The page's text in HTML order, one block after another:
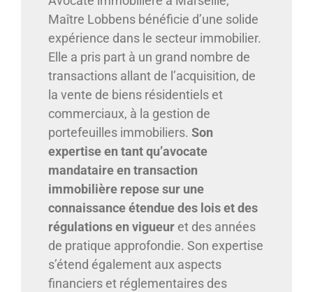
Maître Lobbens bénéficie d’une solide
expérience dans le secteur immobilier.
Elle a pris part à un grand nombre de
transactions allant de l’acquisition, de
la vente de biens résidentiels et
commerciaux, à la gestion de
portefeuilles immobiliers. Son
expertise en tant qu’avocate
mandataire en transaction
immobilière repose sur une
connaissance étendue des lois et des
régulations en vigueur et des années
de pratique approfondie. Son expertise
s’étend également aux aspects
financiers et réglementaires des